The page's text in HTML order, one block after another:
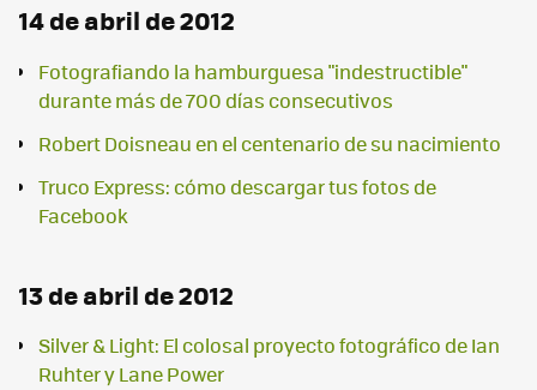
14 de abril de 2012
Fotografiando la hamburguesa "indestructible"
durante más de 700 días consecutivos
Robert Doisneau en el centenario de su nacimiento
Truco Express: cómo descargar tus fotos de
Facebook
13 de abril de 2012
Silver & Light: El colosal proyecto fotográfico de Ian
Ruhter y Lane Power